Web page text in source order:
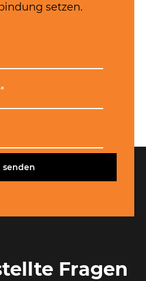
setzen.
senden
Fragen